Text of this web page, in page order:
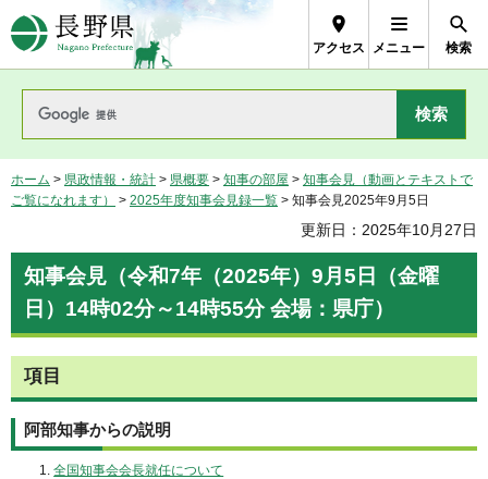
長野県Nagano Prefecture
アクセス メニュー 検索
ホーム > 県政情報・統計 > 県概要 > 知事の部屋 > 知事会見（動画とテキストで
ご覧になれます）
> 2025年度知事会見録一覧 > 知事会見2025年9月5日
更新日：2025年10月27日
知事会見（令和7年（2025年）9月5日（金曜
日）14時02分～14時55分 会場：県庁）
項目
阿部知事からの説明
全国知事会会長就任について